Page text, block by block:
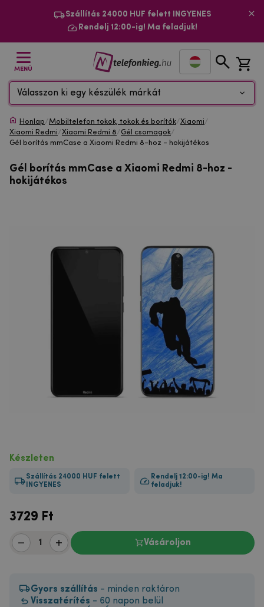
Szállítás 24000 HUF felett INGYENES
Rendelj 12:00-ig! Ma feladjuk!
MENÜ
Válasszon ki egy készülék márkát
Honlap/Mobiltelefon tokok, tokok és borítók/Xiaomi/
Xiaomi Redmi/Xiaomi Redmi 8/Gél csomagok/
Gél borítás mmCase a Xiaomi Redmi 8-hoz - hokijátékos
Gél borítás mmCase a Xiaomi Redmi 8-hoz -
hokijátékos
Készleten
Szállítás 24000 HUF felett
INGYENES
Rendelj 12:00-ig! Ma
feladjuk!
3729 Ft
Vásároljon
Gyors szállítás - minden raktáron
Visszatérítés - 60 napon belül